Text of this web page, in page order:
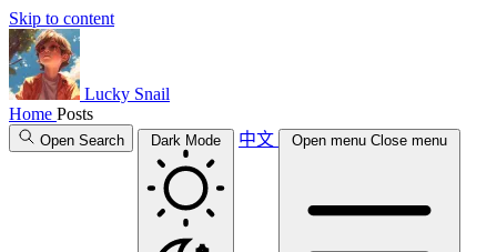
Skip to content
Lucky Snail
Home Posts
Open Search Dark Mode 中文 Open menu Close menu